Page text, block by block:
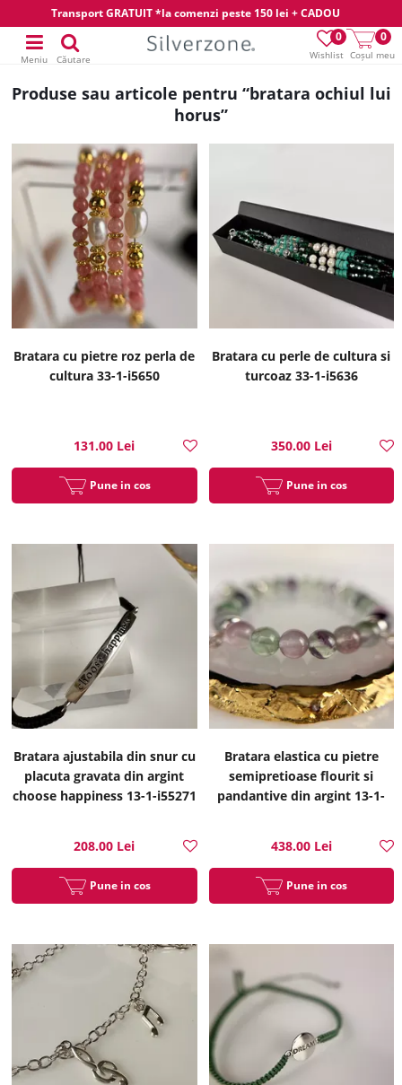
Transport GRATUIT *la comenzi peste 150 lei + CADOU
Wishlist
0
Coșul meu
0
Meniu Căutare
Produse sau articole pentru “bratara ochiul lui
horus”
Bratara cu pietre roz perla de
cultura 33-1-i5650
131.00 Lei
Pune in cos
Bratara cu perle de cultura si
turcoaz 33-1-i5636
350.00 Lei
Pune in cos
Bratara ajustabila din snur cu
placuta gravata din argint
choose happiness 13-1-i55271
208.00 Lei
Pune in cos
Bratara elastica cu pietre
semipretioase flourit si
pandantive din argint 13-1-
438.00 Lei
Pune in cos